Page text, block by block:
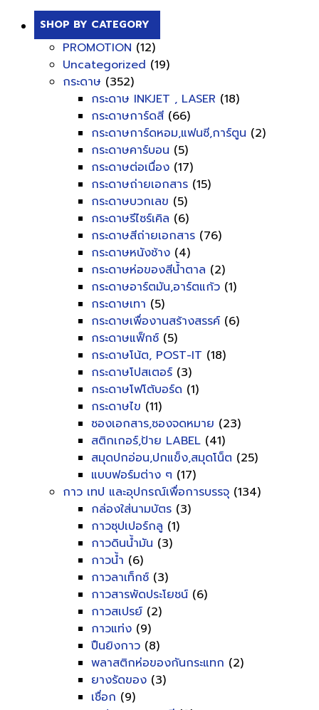
SHOP BY CATEGORY
PROMOTION (12)
Uncategorized (19)
กระดาษ (352)
กระดาษ INKJET , LASER (18)
กระดาษการ์ดสี (66)
กระดาษการ์ดหอม,แฟนซี,การ์ตูน (2)
กระดาษคาร์บอน (5)
กระดาษต่อเนื่อง (17)
กระดาษถ่ายเอกสาร (15)
กระดาษบวกเลข (5)
กระดาษรีไซร์เคิล (6)
กระดาษสีถ่ายเอกสาร (76)
กระดาษหนังช้าง (4)
กระดาษห่อของสีน้ำตาล (2)
กระดาษอาร์ตมัน,อาร์ตแก้ว (1)
กระดาษเทา (5)
กระดาษเพื่องานสร้างสรรค์ (6)
กระดาษแฟ็กซ์ (5)
กระดาษโน้ต, POST-IT (18)
กระดาษโปสเตอร์ (3)
กระดาษโฟโต้บอร์ด (1)
กระดาษไข (11)
ซองเอกสาร,ซองจดหมาย (23)
สติกเกอร์,ป้าย LABEL (41)
สมุดปกอ่อน,ปกแข็ง,สมุดโน็ต (25)
แบบฟอร์มต่าง ๆ (17)
กาว เทป และอุปกรณ์เพื่อการบรรจุ (134)
กล่องใส่นามบัตร (3)
กาวซุปเปอร์กลู (1)
กาวดินน้ำมัน (3)
กาวน้ำ (6)
กาวลาเท็กซ์ (3)
กาวสารพัดประโยชน์ (6)
กาวสเปรย์ (2)
กาวแท่ง (9)
ปืนยิงกาว (8)
พลาสติกห่อของกันกระแทก (2)
ยางรัดของ (3)
เชื่อก (9)